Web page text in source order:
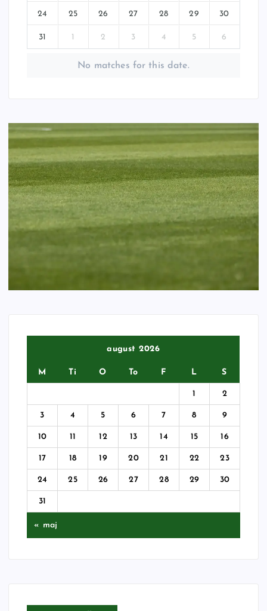
24 25 26 27 28 29 30
31 1 2 3 4 5 6
No matches for this date.
august 2026
M Ti O To F L S
1 2
3 4 5 6 7 8 9
10 11 12 13 14 15 16
17 18 19 20 21 22 23
24 25 26 27 28 29 30
31
« maj